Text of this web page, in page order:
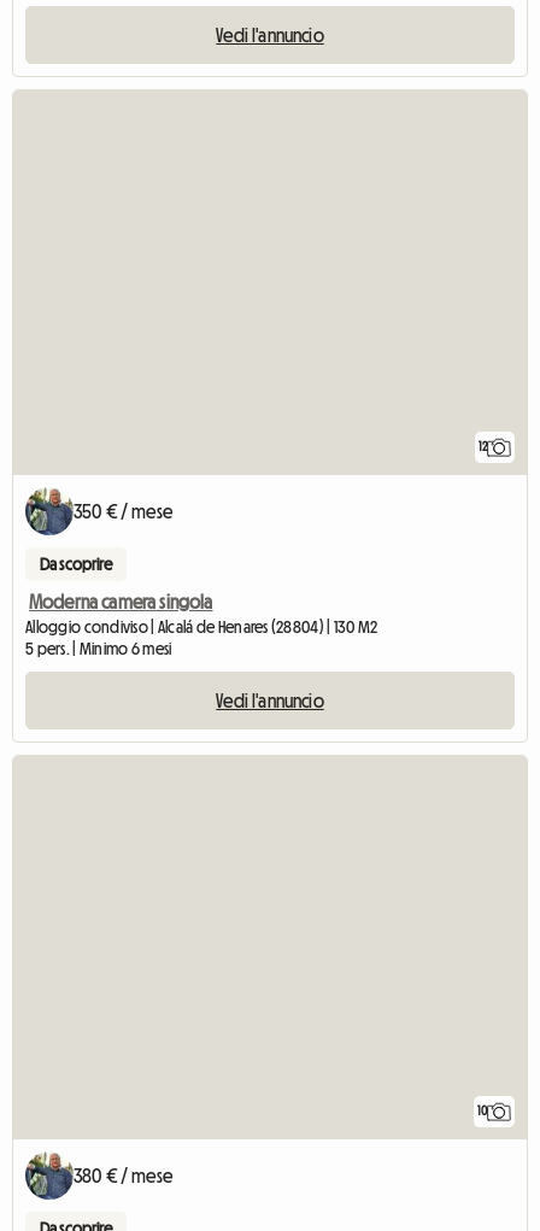
Vedi l'annuncio
12
350 € / mese
Da scoprire
Moderna camera singola
Alloggio condiviso | Alcalá de Henares (28804) | 130 M2
5 pers. | Minimo 6 mesi
Vedi l'annuncio
10
380 € / mese